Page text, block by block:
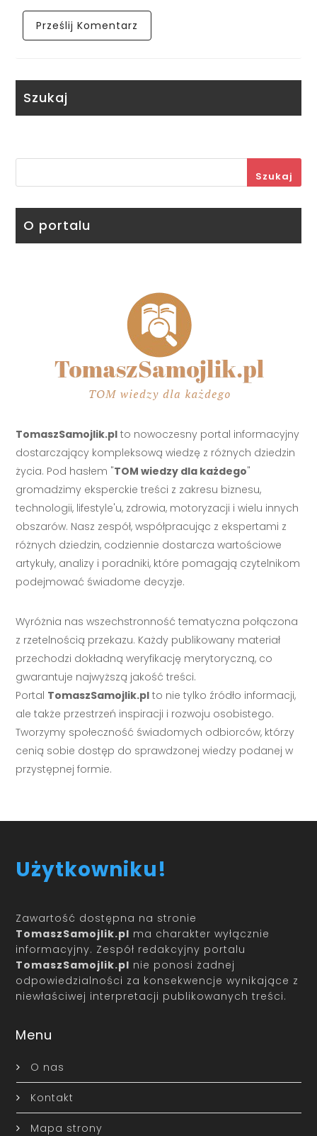
Szukaj
Szukaj
O portalu
TomaszSamojlik.pl to nowoczesny portal informacyjny
dostarczający kompleksową wiedzę z różnych dziedzin
życia. Pod hasłem "TOM wiedzy dla każdego"
gromadzimy eksperckie treści z zakresu biznesu,
technologii, lifestyle'u, zdrowia, motoryzacji i wielu innych
obszarów. Nasz zespół, współpracując z ekspertami z
różnych dziedzin, codziennie dostarcza wartościowe
artykuły, analizy i poradniki, które pomagają czytelnikom
podejmować świadome decyzje.
Wyróżnia nas wszechstronność tematyczna połączona
z rzetelnością przekazu. Każdy publikowany materiał
przechodzi dokładną weryfikację merytoryczną, co
gwarantuje najwyższą jakość treści.
Portal TomaszSamojlik.pl to nie tylko źródło informacji,
ale także przestrzeń inspiracji i rozwoju osobistego.
Tworzymy społeczność świadomych odbiorców, którzy
cenią sobie dostęp do sprawdzonej wiedzy podanej w
przystępnej formie.
Użytkowniku!
Zawartość dostępna na stronie
TomaszSamojlik.pl ma charakter wyłącznie
informacyjny. Zespół redakcyjny portalu
TomaszSamojlik.pl nie ponosi żadnej
odpowiedzialności za konsekwencje wynikające z
niewłaściwej interpretacji publikowanych treści.
Menu
O nas
Kontakt
Mapa strony